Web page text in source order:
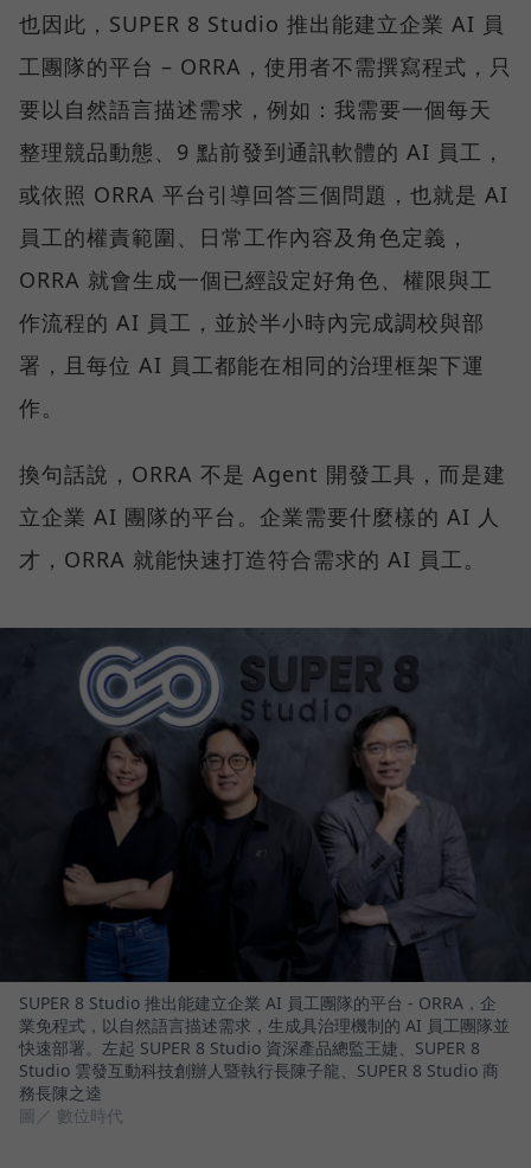
也因此，SUPER 8 Studio 推出能建立企業 AI 員
工團隊的平台 – ORRA，使用者不需撰寫程式，只
要以自然語言描述需求，例如：我需要一個每天
整理競品動態、9 點前發到通訊軟體的 AI 員工，
或依照 ORRA 平台引導回答三個問題，也就是 AI
員工的權責範圍、日常工作內容及角色定義，
ORRA 就會生成一個已經設定好角色、權限與工
作流程的 AI 員工，並於半小時內完成調校與部
署，且每位 AI 員工都能在相同的治理框架下運
作。
換句話說，ORRA 不是 Agent 開發工具，而是建
立企業 AI 團隊的平台。企業需要什麼樣的 AI 人
才，ORRA 就能快速打造符合需求的 AI 員工。
SUPER 8 Studio 推出能建立企業 AI 員工團隊的平台 - ORRA，企
業免程式，以自然語言描述需求，生成具治理機制的 AI 員工團隊並
快速部署。左起 SUPER 8 Studio 資深產品總監王婕、SUPER 8
Studio 雲發互動科技創辦人暨執行長陳子龍、SUPER 8 Studio 商
務長陳之逵
圖／ 數位時代